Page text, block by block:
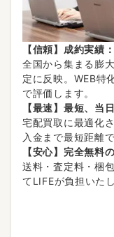
【信頼】成約実績
全国から集まる膨
定に反映。WEB特
で評価します。
【最速】最短、当
宅配買取に最適化
入金まで最短距離で
【安心】完全無料
送料・査定料・梱
てLIFEが負担いた